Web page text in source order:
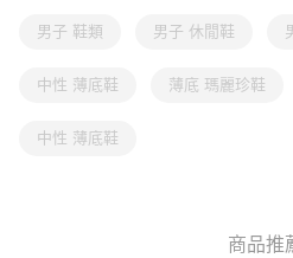
男子 鞋類 男子 休閒鞋
中性 薄底鞋 薄底 瑪麗珍鞋
中性 薄底鞋
商品推